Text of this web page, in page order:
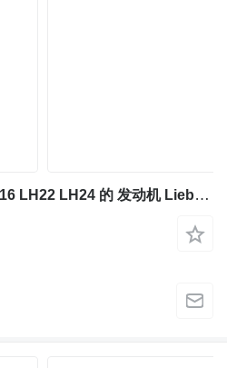
挖掘机 Liebherr A914 A916 LH22 LH24 的 发动机 Liebherr D834 A7